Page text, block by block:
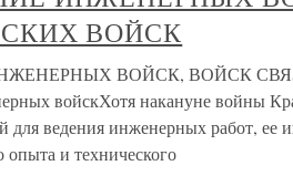
ВОЙСК
ВОЙСК, ВОЙСК
войскХотя накануне войны
для ведения инженерных работ,
опыта и технического